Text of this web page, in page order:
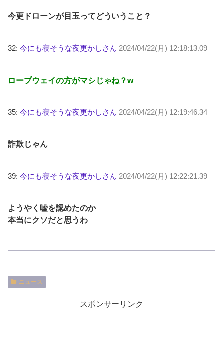
今更ドローンが目玉ってどういうこと？
32: 今にも寝そうな夜更かしさん 2024/04/22(月) 12:18:13.09
ロープウェイの方がマシじゃね？w
35: 今にも寝そうな夜更かしさん 2024/04/22(月) 12:19:46.34
詐欺じゃん
39: 今にも寝そうな夜更かしさん 2024/04/22(月) 12:22:21.39
ようやく嘘を認めたのか
本当にクソだと思うわ
ニュース
スポンサーリンク